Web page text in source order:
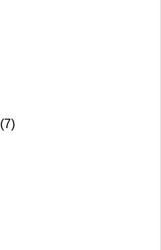
(7)